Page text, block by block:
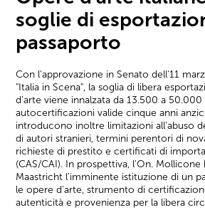
soglie di
passaporto
Con l'approvazione in Senato dell'11
"Italia in Scena", la soglia di libera
d'arte viene innalzata da 13.500 a
autocertificazioni valide cinque anni
introducono inoltre limitazioni all'abuso
di autori stranieri, termini perentori di
richieste di prestito e certificati di
(CAS/CAI). In prospettiva, l'On. Mollicone
Maastricht l'imminente istituzione di un
le opere d'arte, strumento di
autenticità e provenienza per la libera